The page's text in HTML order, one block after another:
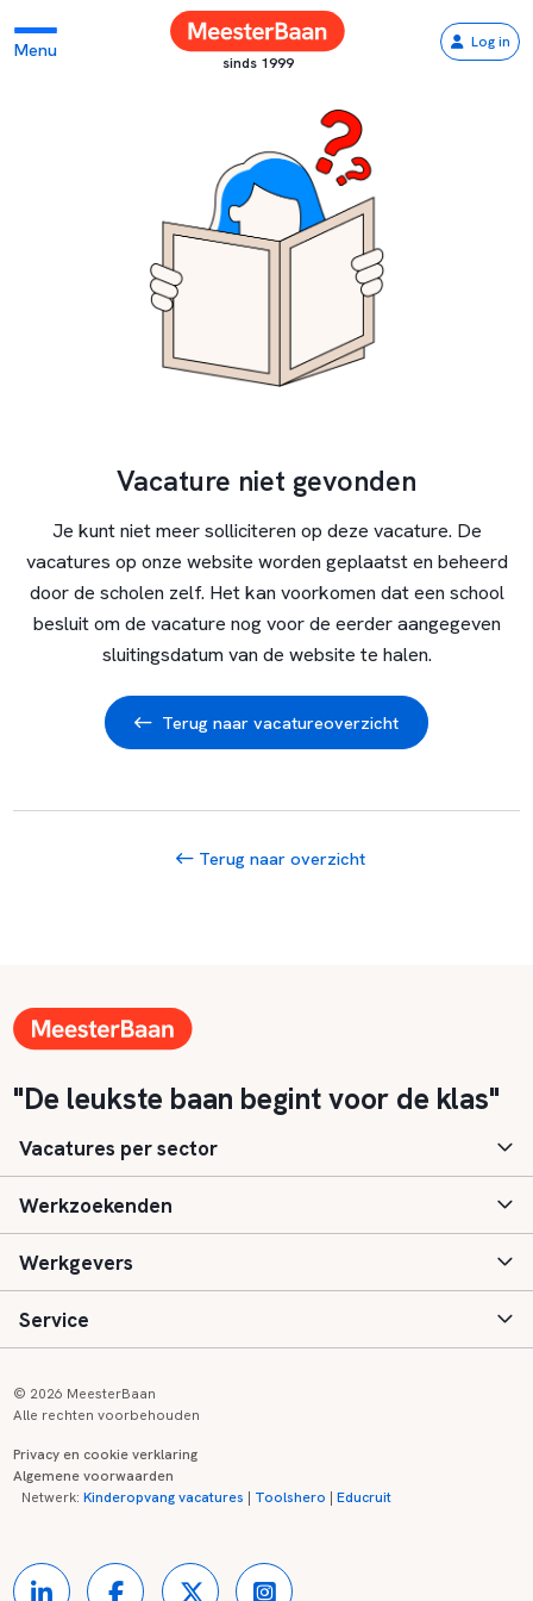
Menu
sinds 1999
Log in
Vacature niet gevonden
Je kunt niet meer solliciteren op deze vacature. De
vacatures op onze website worden geplaatst en beheerd
door de scholen zelf. Het kan voorkomen dat een school
besluit om de vacature nog voor de eerder aangegeven
sluitingsdatum van de website te halen.
Terug naar vacatureoverzicht
Terug naar overzicht
"De leukste baan begint voor de klas"
Vacatures per sector
Basisonderwijs
Speciaal (basis) onderwijs
Voortgezet onderwijs
Kinderopvang
Werkzoekenden
Aanmelden
Vacatures
Zij-instroom informatie
Werkgevers
Inloggen
Registreren
Service
Onderwijs links
© 2026 MeesterBaan
Alle rechten voorbehouden
Privacy en cookie verklaring
Algemene voorwaarden
Netwerk:Kinderopvang vacatures | Toolshero |Educruit